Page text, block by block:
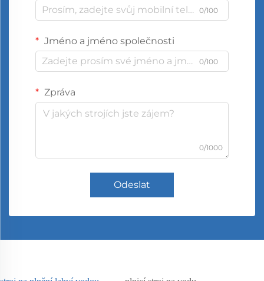
0/100
Jméno a jméno společnosti
0/100
Zpráva
0/1000
Odeslat